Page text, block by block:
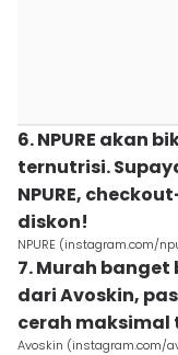
6. NPURE akan
ternutrisi.
NPURE,
diskon!
NPURE (instagram.com/
7. Murah banget
dari Avoskin,
cerah maksimal
Avoskin (instagram.com/